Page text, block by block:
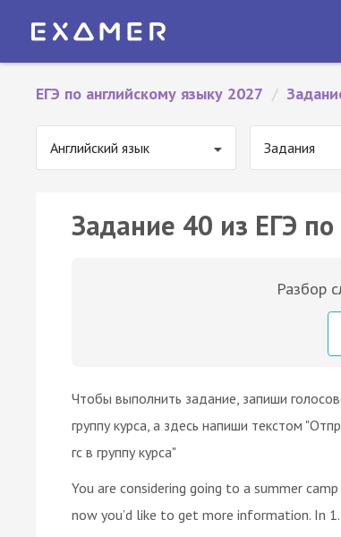
ЕГЭ по английскому языку 2027 /
Английский язык Задания
Задание 40 из ЕГЭ
Разбор
Чтобы выполнить задание, запиши
группу курса, а здесь напиши текстом
гс в группу курса"
You are considering going to a summer camp
now you’d like to get more information. In